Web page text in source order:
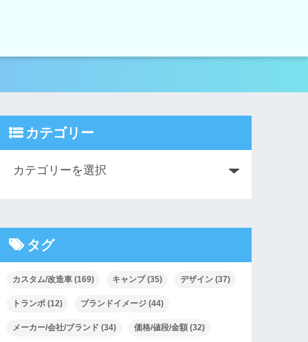
カテゴリー
タグ
カスタム/改造車 (169) キャンプ(35) デザイン (37)
トランポ (12) ブランドイメージ (44)
メーカー/会社/ブランド (34) 価格/値段/金額 (32)